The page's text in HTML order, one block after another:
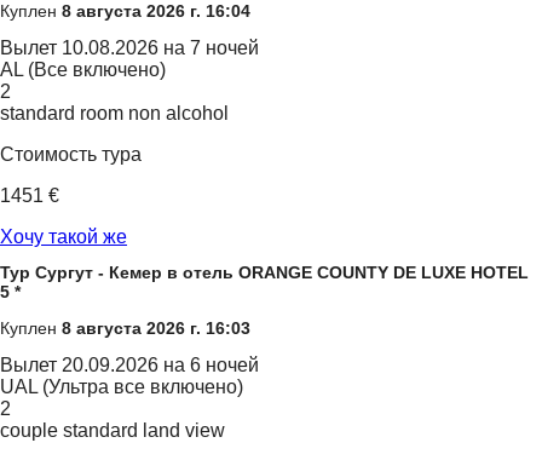
Куплен 8 августа 2026 г. 16:04
Вылет 10.08.2026 на 7 ночей
AL (Все включено)
2
standard room non alcohol
Стоимость тура
1451 €
Хочу такой же
Тур Сургут - Кемер в отель ORANGE COUNTY DE LUXE HOTEL
5 *
Куплен 8 августа 2026 г. 16:03
Вылет 20.09.2026 на 6 ночей
UAL (Ультра все включено)
2
couple standard land view